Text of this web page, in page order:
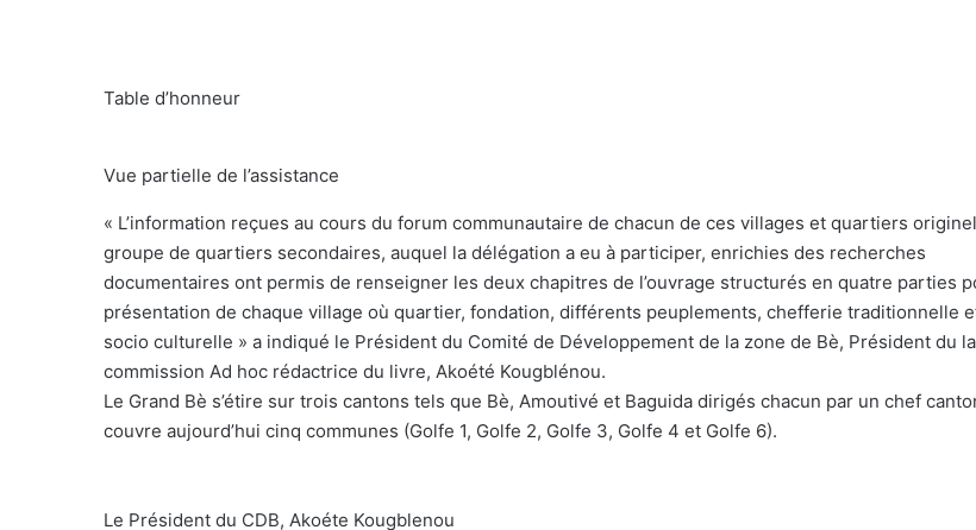
Table d’honneur
Vue partielle de l’assistance
« L’information reçues au cours du forum communautaire de chacun de ces villages et quartiers
groupe de quartiers secondaires, auquel la délégation a eu à participer, enrichies des recherches
documentaires ont permis de renseigner les deux chapitres de l’ouvrage structurés en quatre parties
présentation de chaque village où quartier, fondation, différents peuplements, chefferie traditionnelle
socio culturelle » a indiqué le Président du Comité de Développement de la zone de Bè, Président du la
commission Ad hoc rédactrice du livre, Akoété Kougblénou.
Le Grand Bè s’étire sur trois cantons tels que Bè, Amoutivé et Baguida dirigés chacun par un chef
couvre aujourd’hui cinq communes (Golfe 1, Golfe 2, Golfe 3, Golfe 4 et Golfe 6).
Le Président du CDB, Akoéte Kougblenou